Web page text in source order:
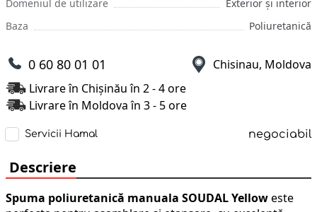
Domeniul de utilizare
Exterior și interior
Baza
Poliuretanică
0 60 80 01 01
Chisinau, Moldova
Livrare în Chișinău în 2 - 4 ore
Livrare în Moldova în 3 - 5 ore
Servicii Hamal negociabil
Descriere
Spuma poliuretanică manuala SOUDAL Yelloweste